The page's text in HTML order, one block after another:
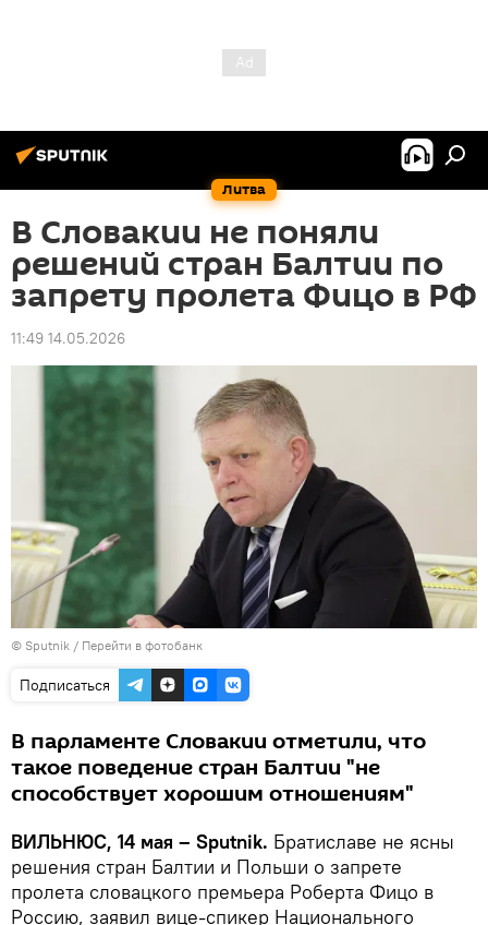
Литва
В Словакии не поняли
решений стран Балтии по
запрету пролета Фицо в РФ
11:49 14.05.2026
© Sputnik / Перейти в фотобанк
Подписаться
В парламенте Словакии отметили, что
такое поведение стран Балтии "не
способствует хорошим отношениям"
ВИЛЬНЮС, 14 мая – Sputnik. Братиславе не ясны
решения стран Балтии и Польши о запрете
пролета словацкого премьера Роберта Фицо в
Россию, заявил вице-спикер Национального